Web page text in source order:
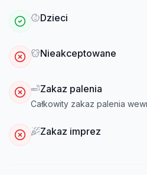
Dzieci
Nieakceptowane
Zakaz palenia
Całkowity zakaz palenia
Zakaz imprez